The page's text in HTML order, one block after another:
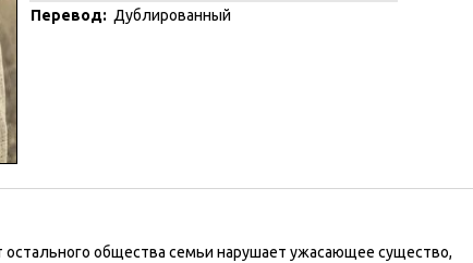
Перевод: Дублированный
общества семьи нарушает ужасающее существо,